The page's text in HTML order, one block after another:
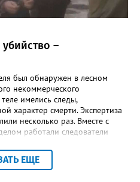
–
был обнаружен в лесном
некоммерческого
имелись следы,
характер смерти. Экспертиза
несколько раз. Вместе с
работали следователи
полицейского главка.
в златоустовском ОВМД, могли
ЕЩЕ